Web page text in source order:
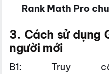
Rank Math Pro
3. Cách sử dụng
người mới
B1: Truy